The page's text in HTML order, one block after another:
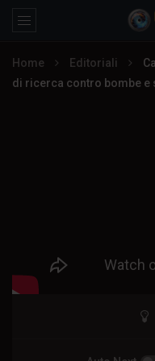
Home Editoriali
di ricerca contro bombe e